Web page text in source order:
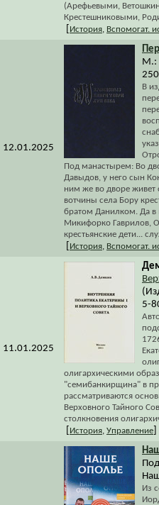
(Арефьевыми,
Крестешниковыми,
История, Вспомогат.
12.01.2025
М.:
В
Под манастырем: Во
Давыдов, у него сын
ним же во дворе
вотчины села Бору
братом Данилком. Да в
Микифорко Гаврилов,
крестьянские дети...
История, Вспомогат.
11.01.2025
5-
олигархическими
"семибанкирщина" в
рассматриваются
Верховного Тайного
столкновения
История, Управление
Из